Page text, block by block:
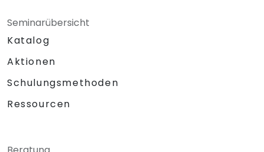
Seminarübersicht
Katalog
Aktionen
Schulungsmethoden
Ressourcen